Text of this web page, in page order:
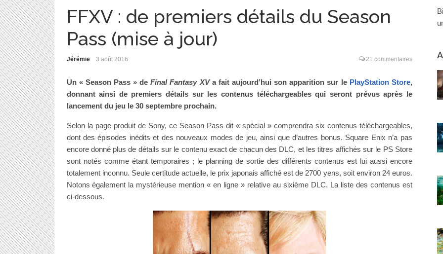
FFXV : de premiers détails du Season
Pass (mise à jour)
Jérémie 3 août 2016 21 commentaires
Un « Season Pass » deFinal Fantasy XVa fait aujourd’hui son apparition sur le PlayStation Store,
donnant ainsi de premiers détails sur les contenus téléchargeables qui seront prévus après le
lancement du jeu le 30 septembre prochain.
Selon la page produit de Sony, ce Season Pass dit « spécial » comprendra six contenus téléchargeables,
dont des épisodes inédits et des nouveaux modes de jeu, ainsi que d’autres bonus. Square Enix n’a pas
encore donné plus de détails sur le contenu exact de chacun des DLC, et les titres affichés sur le PS Store
sont notés comme étant temporaires ; le planning de sortie des différents contenus est lui aussi encore
totalement inconnu. Seule certitude actuelle, le prix japonais affiché est de 2700 yens, soit environ 24 euros.
Notons également la mystérieuse mention « en ligne » relative au sixième DLC. La liste des contenus est
ci-dessous.